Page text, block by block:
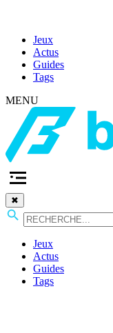
Jeux
Actus
Guides
Tags
MENU
✖
Jeux
Actus
Guides
Tags